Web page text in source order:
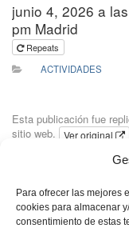
Para ofrecer las mejores
cookies para almacenar
consentimiento de estas
junio 4, 2026 a
pm Madrid
Repeats
ACTIVIDADES
Esta publicación fue
sitio web.
Ver original